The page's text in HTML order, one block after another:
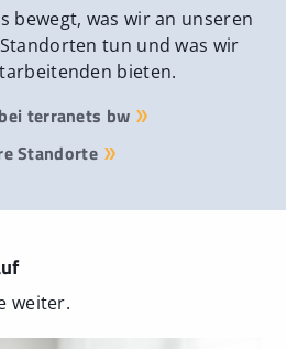
erlauben
bewegt, was wir an unseren
tun und was wir
bieten.
terranets bw
Standorte
weiter.